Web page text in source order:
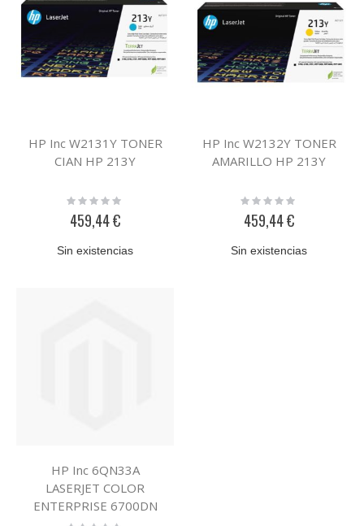
HP Inc W2131Y TONER
CIAN HP 213Y
Rating:
459,44 €
Sin existencias
HP Inc W2132Y TONER
AMARILLO HP 213Y
Rating:
459,44 €
Sin existencias
HP Inc 6QN33A
LASERJET COLOR
ENTERPRISE 6700DN